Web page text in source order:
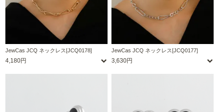
JewCas JCQ ネックレス[JCQ0178]
4,180円
JewCas JCQ ネックレス[JCQ0177]
3,630円